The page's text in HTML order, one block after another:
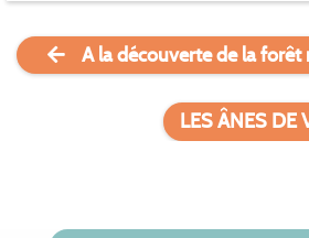
A la découverte de la forêt
LES ÂNES DE